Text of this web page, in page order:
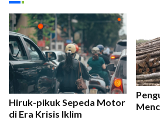
Hiruk-pikuk Sepeda Motor
di Era Krisis Iklim